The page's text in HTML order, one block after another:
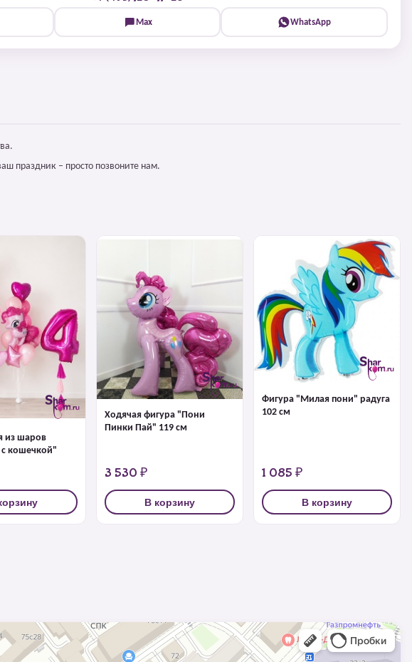
Max WhatsApp
праздник – просто позвоните нам.
из шаров
кошечкой"
Ходячая фигура "Пони
Пинки Пай" 119 см
3 530 ₽
В корзину
Фигура "Милая пони" радуга
102 см
1 085 ₽
В корзину